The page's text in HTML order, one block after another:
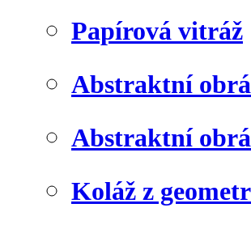
Papírová vitráž
Abstraktní
Abstraktní
Koláž z